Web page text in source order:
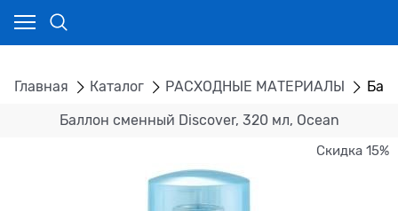
Главная Каталог РАСХОДНЫЕ МАТЕРИАЛЫ
Баллон сменный Discover, 320 мл, Ocean
Скидка 15%